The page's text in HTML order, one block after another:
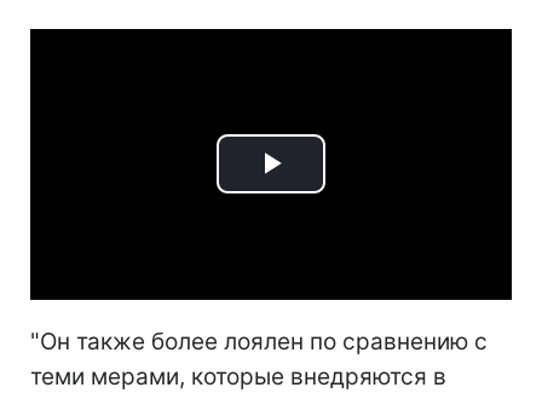
Play
"Он также более лоялен по сравнению с
теми мерами, которые внедряются в